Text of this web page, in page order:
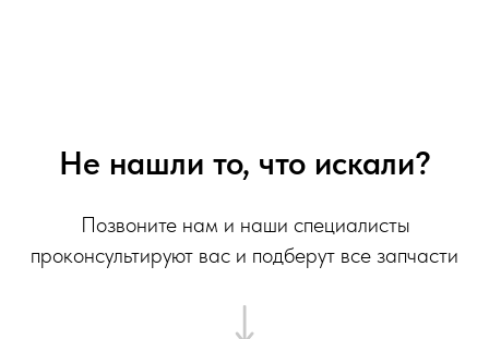
Не нашли то, что искали?
Позвоните нам и наши специалисты
проконсультируют вас и подберут все запчасти